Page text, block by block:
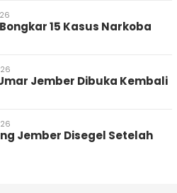
15 Kasus Narkoba
Jember Dibuka Kembali
Jember Disegel Setelah